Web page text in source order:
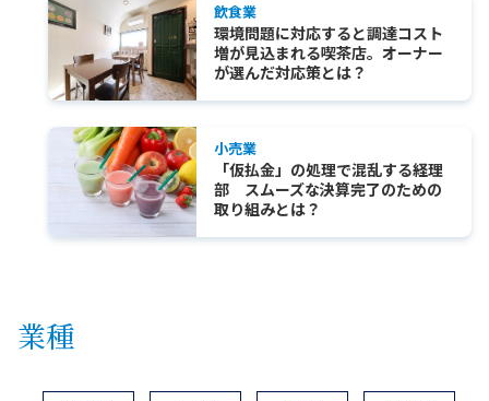
飲食業
環境問題に対応すると調達コスト
増が見込まれる喫茶店。オーナー
が選んだ対応策とは？
小売業
「仮払金」の処理で混乱する経理
部 スムーズな決算完了のための
取り組みとは？
業種